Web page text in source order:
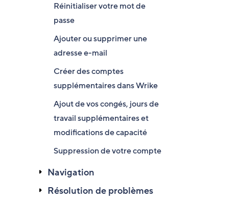
Réinitialiser votre mot de
passe
Ajouter ou supprimer une
adresse e-mail
Créer des comptes
supplémentaires dans Wrike
Ajout de vos congés, jours de
travail supplémentaires et
modifications de capacité
Suppression de votre compte
Navigation
Résolution de problèmes